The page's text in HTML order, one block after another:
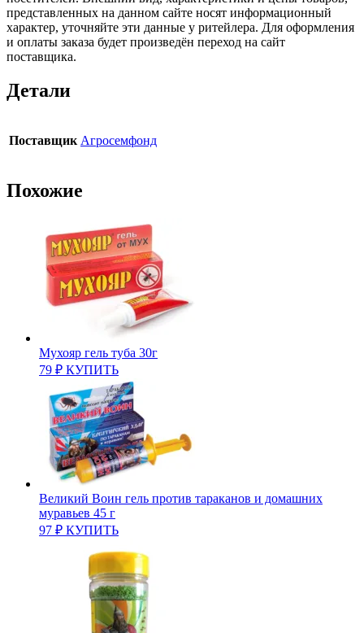
представленных на данном сайте носят информационный
характер, уточняйте эти данные у ритейлера. Для оформления
и оплаты заказа будет произведён переход на сайт
поставщика.
Детали
Поставщик Агросемфонд
Похожие
Мухояр гель туба 30г
79 ₽ КУПИТЬ
Великий Воин гель против тараканов и домашних
муравьев 45 г
97 ₽ КУПИТЬ